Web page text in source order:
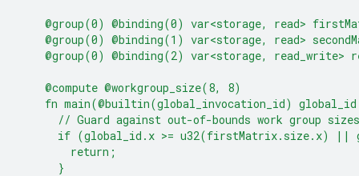
@group(0) @binding(0) var<storage, read>
@group(0) @binding(1) var<storage, read>
@group(0) @binding(2) var<storage, read_write>
    @compute @workgroup_size(8, 8)
fn main(@builtin(global_invocation_id)
      // Guard against out-of-bounds work group sizes
if (global_id.x >= u32(firstMatrix.size.x) ||
        return;
      }